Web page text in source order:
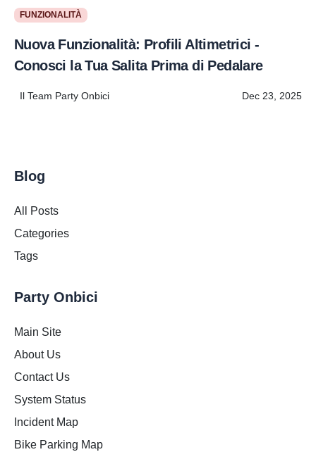
FUNZIONALITÀ
Nuova Funzionalità: Profili Altimetrici -
Conosci la Tua Salita Prima di Pedalare
Il Team Party Onbici Dec 23, 2025
Blog
All Posts
Categories
Tags
Party Onbici
Main Site
About Us
Contact Us
System Status
Incident Map
Bike Parking Map